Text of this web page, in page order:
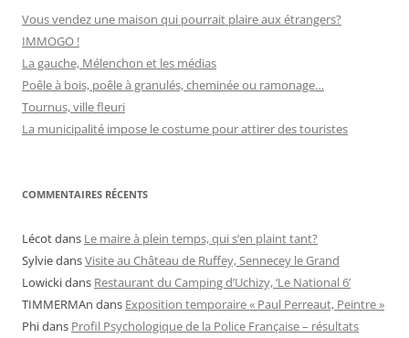
Vous vendez une maison qui pourrait plaire aux étrangers?
IMMOGO !
La gauche, Mélenchon et les médias
Poêle à bois, poêle à granulés, cheminée ou ramonage…
Tournus, ville fleuri
La municipalité impose le costume pour attirer des touristes
COMMENTAIRES RÉCENTS
Lécotdans Le maire à plein temps, qui s’en plaint tant?
SylviedansVisite au Château de Ruffey, Sennecey le Grand
Lowickidans Restaurant du Camping d’Uchizy, ‘Le National 6’
TIMMERMAn dans Exposition temporaire « Paul Perreaut, Peintre »
Phidans Profil Psychologique de la Police Française – résultats